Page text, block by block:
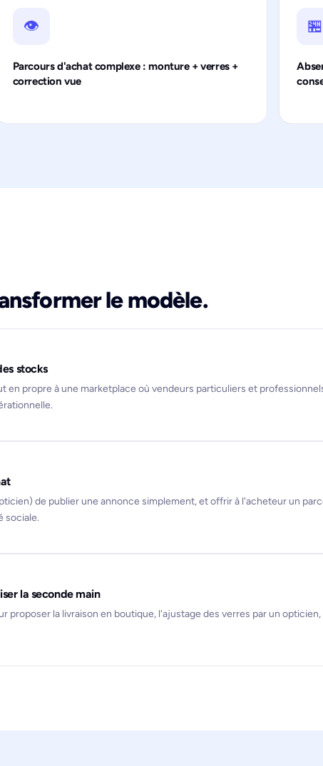
👁️
Parcours d'achat complexe : monture + verres +
correction vue
🏪
le modèle.
stocks
en propre à une marketplace où vendeurs particuliers et
de publier une annonce simplement, et offrir à l'acheteur un
sociale.
la seconde main
proposer la livraison en boutique, l'ajustage des verres par un